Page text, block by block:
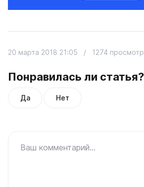
Понравилась ли статья?
Да Нет
20 марта 2018 21:05 / 1274
Ваш комментарий...